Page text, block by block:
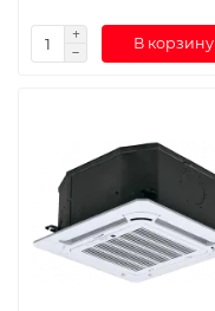
В корзину